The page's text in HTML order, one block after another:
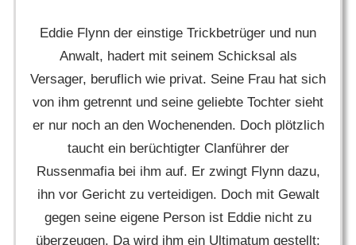
Eddie Flynn der einstige Trickbetrüger und nun
Anwalt, hadert mit seinem Schicksal als
Versager, beruflich wie privat. Seine Frau hat sich
von ihm getrennt und seine geliebte Tochter sieht
er nur noch an den Wochenenden. Doch plötzlich
taucht ein berüchtigter Clanführer der
Russenmafia bei ihm auf. Er zwingt Flynn dazu,
ihn vor Gericht zu verteidigen. Doch mit Gewalt
gegen seine eigene Person ist Eddie nicht zu
überzeugen. Da wird ihm ein Ultimatum gestellt: